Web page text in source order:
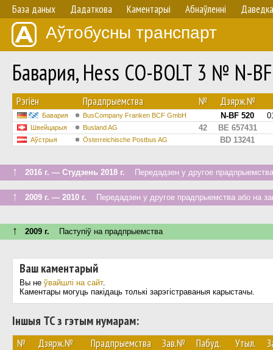
База даных Дадаткова Каментарыі Абнаўленнi Даведка
Аўтобусны транспарт
Бавария, Hess CO-BOLT 3 № N-
Рэгіён Прадпрыемства № Дзярж.№
Бавария BusCompany Franken BCF GmbH N-BF 520
Швейцарыя Busland AG 42 BE 657431
Аўстрыя Österreichische Postbus AG BD 13241
↑ 2016 г. — Студзень 2018 г. Передадзен у другое
↑ 2009 г. — 2010 г. Передадзен у другое прадпрыемства або на
↑ 2009 г. Паступiў на прадпрыемства
Ваш каментарый
Вы не ўвайшлі на сайт.
Каментары могуць пакідаць толькі зарэгістраваныя карыстачы.
Іншыя ТС з гэтым нумарам:
№ Дзярж.№ Прадпрыемства Зав.№ Пабуд. Утыл.